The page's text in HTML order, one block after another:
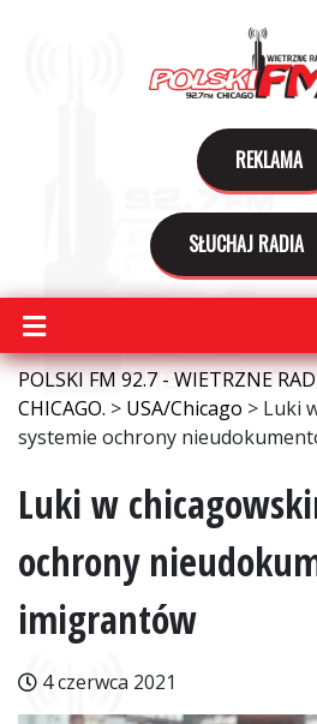
REKLAMA
SŁUCHAJ RADIA
POLSKI FM 92.7 - WIETRZNE
CHICAGO. > USA/Chicago > Luki
systemie ochrony
Luki w
ochrony
imigrantów
4 czerwca 2021